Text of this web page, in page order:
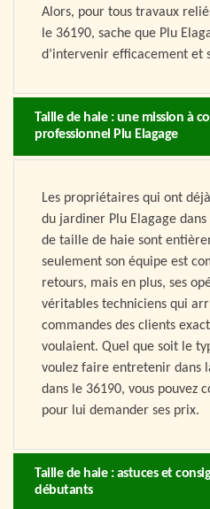
Alors, pour tous travaux
le 36190, sache que Plu
d’intervenir efficacement et
Taille de haie : une mission à
professionnel Plu Elagage
Les propriétaires qui ont
du jardiner Plu Elagage
de taille de haie sont
seulement son équipe est
retours, mais en plus, ses
véritables techniciens qui
commandes des clients
voulaient. Quel que soit le
voulez faire entretenir dans
dans le 36190, vous pouvez
pour lui demander ses prix.
Taille de haie : astuces et
débutants